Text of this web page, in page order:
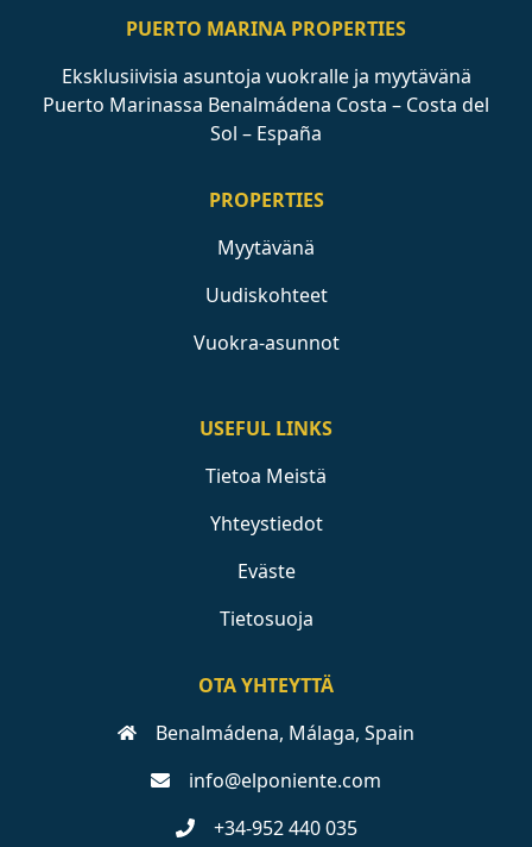
PUERTO MARINA PROPERTIES
Eksklusiivisia asuntoja vuokralle ja myytävänä
Puerto Marinassa Benalmádena Costa – Costa del
Sol – España
PROPERTIES
Myytävänä
Uudiskohteet
Vuokra-asunnot
USEFUL LINKS
Tietoa Meistä
Yhteystiedot
Eväste
Tietosuoja
OTA YHTEYTTÄ
Benalmádena, Málaga, Spain
info@elponiente.com
+34-952 440 035